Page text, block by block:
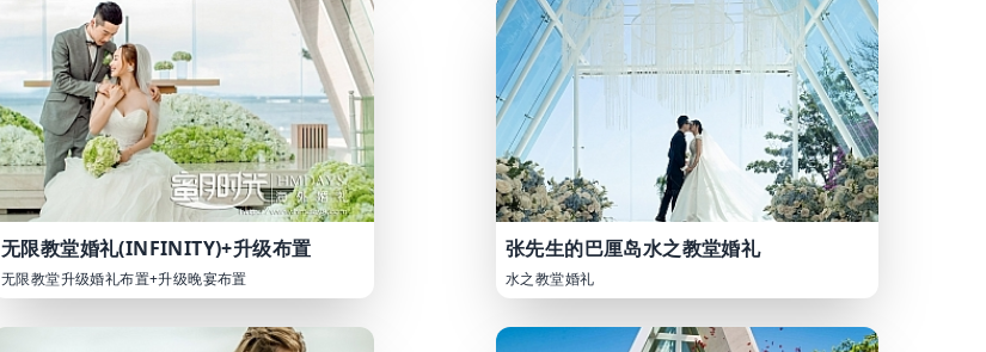
无限教堂婚礼(INFINITY)+升级布置
无限教堂升级婚礼布置+升级晚宴布置
张先生的巴厘岛水之教堂婚礼
水之教堂婚礼